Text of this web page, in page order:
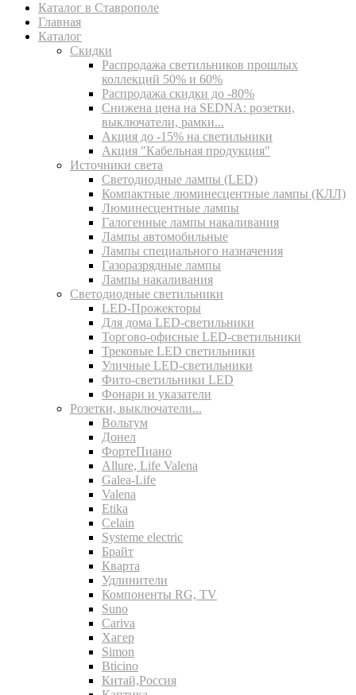
Каталог в Ставрополе
Главная
Каталог
Скидки
Распродажа светильников прошлых
коллекций 50% и 60%
Распродажа скидки до -80%
Cнижена цена на SEDNA: розетки,
выключатели, рамки...
Акция до -15% на светильники
Акция "Кабельная продукция"
Источники света
Светодиодные лампы (LED)
Компактные люминесцентные лампы (КЛЛ)
Люминесцентные лампы
Галогенные лампы накаливания
Лампы автомобильные
Лампы специального назначения
Газоразрядные лампы
Лампы накаливания
Светодиодные светильники
LED-Прожекторы
Для дома LED-светильники
Торгово-офисные LED-светильники
Трековые LED светильники
Уличные LED-светильники
Фито-светильники LED
Фонари и указатели
Розетки, выключатели...
Вольтум
Донел
ФортеПиано
Allure, Life Valena
Galea-Life
Valena
Etika
Celain
Systeme electric
Брайт
Кварта
Удлинители
Компоненты RG, TV
Suno
Cariva
Хагер
Simon
Bticino
Китай,Россия